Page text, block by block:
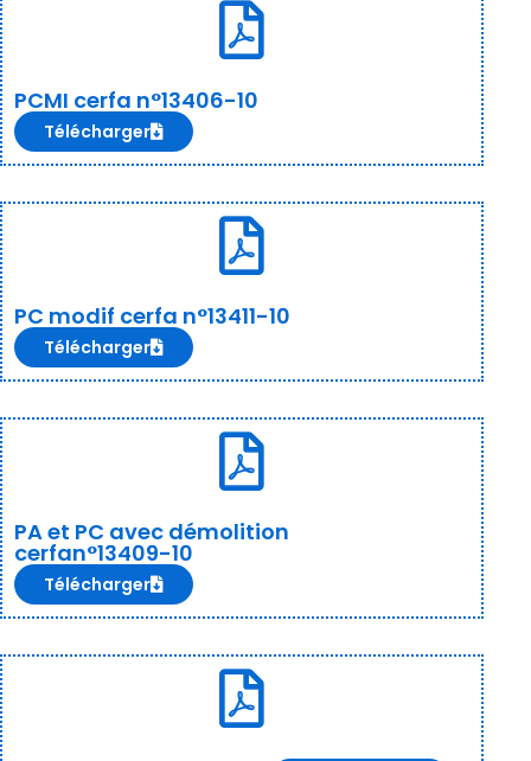
PCMI cerfa n°13406-10
Télécharger
PC modif cerfa n°13411-10
Télécharger
PA et PC avec démolition
cerfan°13409-10
Télécharger